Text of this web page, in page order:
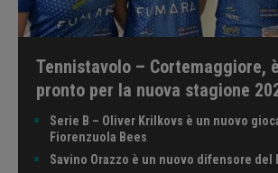
Tennistavolo – Cortemaggiore,
pronto per la nuova stagione
Serie B – Oliver Krilkovs è un nuovo
Fiorenzuola Bees
Savino Orazzo è un nuovo difensore del